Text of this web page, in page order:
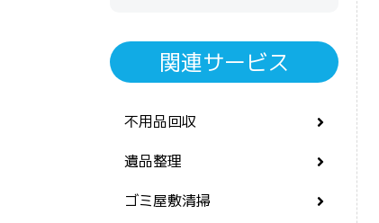
関連サービス
不用品回収
遺品整理
ゴミ屋敷清掃